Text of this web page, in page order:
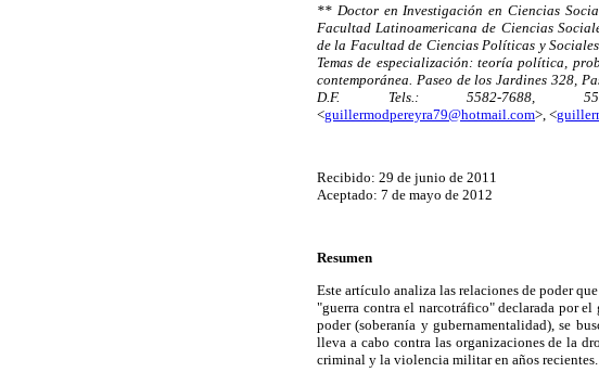
** Doctor en Investigación en Ciencias
Facultad Latinoamericana de Ciencias
de la Facultad de Ciencias Políticas y
Temas de especialización: teoría política,
contemporánea. Paseo de los Jardines 328,
D.F. Tels.: 5582-7688, 5554-
<guillermodpereyra79@hotmail.com>, <
Recibido: 29 de junio de 2011
Aceptado: 7 de mayo de 2012
Resumen
Este artículo analiza las relaciones de poder
"guerra contra el narcotráfico" declarada por
poder (soberanía y gubernamentalidad), se
lleva a cabo contra las organizaciones de la
criminal y la violencia militar en años recientes.